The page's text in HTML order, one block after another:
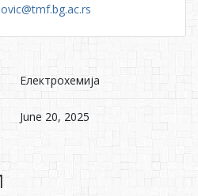
Електрохемијa
June 20, 2025